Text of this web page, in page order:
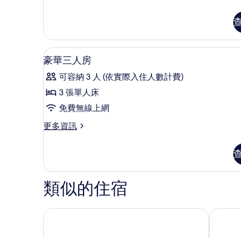
客
房
(Suite)
詳
情
顯
示
豪
華
人
的
所
有
相
高級寢具、迷你吧、客
4
豪華三人房
可容納 3 人 (依實際入住人數計費)
3 張單人床
免費無線上網
更多資訊
更
三
人
房
的
詳
類似的住宿
西貢伊思廷大飯店 西貢機